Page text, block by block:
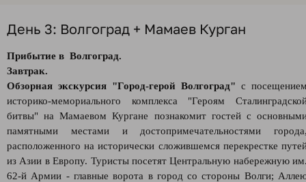
День 3: Волгоград + Мамаев Курган
Прибытие в Волгоград.
Завтрак.
Обзорная экскурсия "Город-герой Волгоград" с
историко-мемориального комплекса "Героям
битвы" на Мамаевом Кургане познакомит гостей с
памятными местами и достопримечательностями
расположенного на исторически сложившемся перекрестке
из Азии в Европу. Туристы посетят Центральную набережную
62-й Армии - главные ворота в город со стороны Волги;